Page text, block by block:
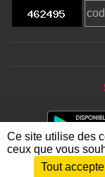
Envie de participer
Ce site utilise des
ceux que vous
Tout